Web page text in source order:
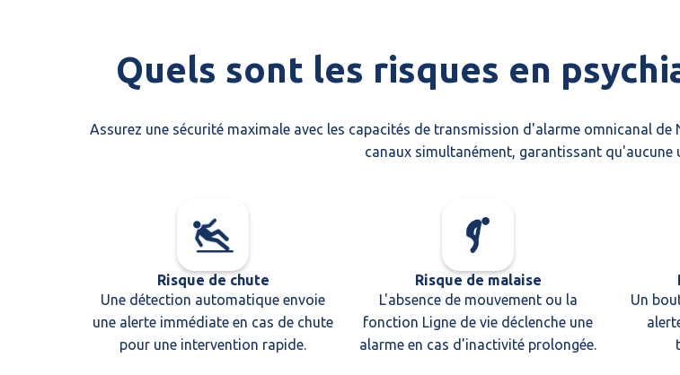
Quels sont les risques en
Assurez une sécurité maximale avec les capacités de transmission d'alarme omnicanal
canaux simultanément, garantissant qu'aucune
Risque de chute
Une détection automatique envoie
une alerte immédiate en cas de chute
pour une intervention rapide.
Risque de malaise
L'absence de mouvement ou la
fonction Ligne de vie déclenche une
alarme en cas d'inactivité prolongée.
Un